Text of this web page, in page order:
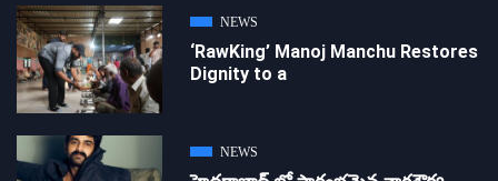
NEWS
‘RawKing’ Manoj Manchu Restores
Dignity to a
NEWS